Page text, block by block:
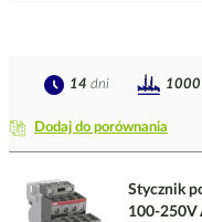
Dodaj do porównania
14 dni 1000
Stycznik
100-250V